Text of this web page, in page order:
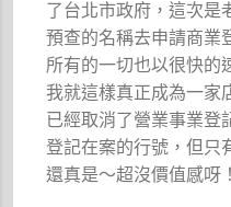
了台北市政府，這次是
預查的名稱去申請商業
所有的一切也以很快的
我就這樣真正成為一家
已經取消了營業事業登
登記在案的行號，但只
還真是～超沒價值感呀！